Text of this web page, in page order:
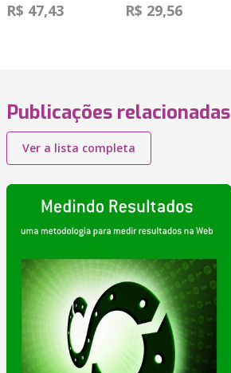
R$ 47,43 R$ 29,56
Publicações relacionadas
Ver a lista completa